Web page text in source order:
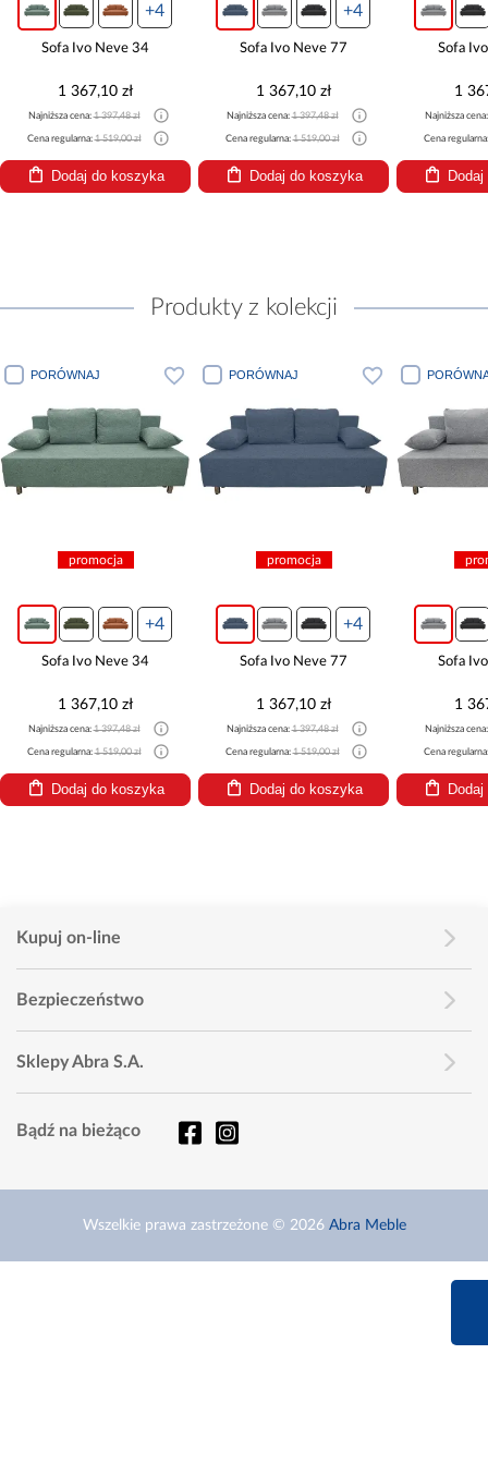
+4
Sofa Ivo Neve 34
1 367,10 zł
Najniższa cena:1 397,48 zł
Cena regularna:1 519,00 zł
Dodaj do koszyka
+4
Sofa Ivo Neve 77
1 367,10 zł
Najniższa cena:1 397,48 zł
Cena regularna:1 519,00 zł
Dodaj do koszyka
Sofa
1
Najniższa
Cena
Produkty z kolekcji
PORÓWNAJ
promocja
+4
Sofa Ivo Neve 34
1 367,10 zł
Najniższa cena:1 397,48 zł
Cena regularna:1 519,00 zł
Dodaj do koszyka
PORÓWNAJ
promocja
+4
Sofa Ivo Neve 77
1 367,10 zł
Najniższa cena:1 397,48 zł
Cena regularna:1 519,00 zł
Dodaj do koszyka
Sofa
1
Najniższa
Cena
Kupuj on-line
Bezpieczeństwo
Sklepy Abra S.A.
Bądź na bieżąco
Wszelkie prawa zastrzeżone © 2026 Abra Meble